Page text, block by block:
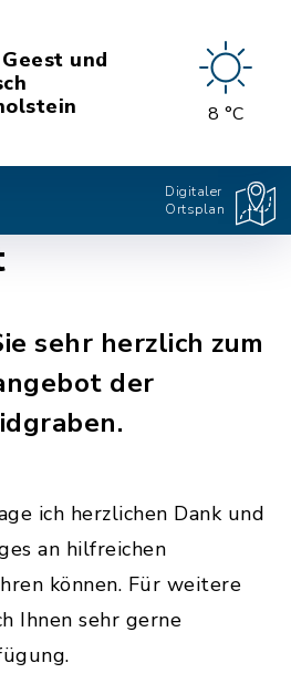
und
8 °C
Digitaler
Ortsplan
sehr herzlich zum
der
ich herzlichen Dank und
an hilfreichen
können. Für weitere
Ihnen sehr gerne